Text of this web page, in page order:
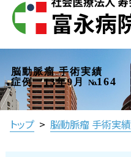
脳動脈瘤 手術実績
症例 '13年9月
No.164
トップ > 脳動脈瘤 手術実績